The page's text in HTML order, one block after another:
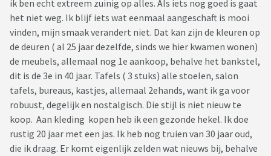
ik ben echt extreem zuinig op alles. Als iets nog goed is gaat
het niet weg. Ik blijf iets wat eenmaal aangeschaft is mooi
vinden, mijn smaak verandert niet. Dat kan zijn de kleuren op
de deuren ( al 25 jaar dezelfde, sinds we hier kwamen wonen)
de meubels, allemaal nog 1e aankoop, behalve het bankstel,
dit is de 3e in 40 jaar. Tafels ( 3 stuks) alle stoelen, salon
tafels, bureaus, kastjes, allemaal 2ehands, want ik ga voor
robuust, degelijk en nostalgisch. Die stijl is niet nieuw te
koop. Aan kleding kopen heb ik een gezonde hekel. Ik doe
rustig 20 jaar met een jas. Ik heb nog truien van 30 jaar oud,
die ik draag. Er komt eigenlijk zelden wat nieuws bij, behalve